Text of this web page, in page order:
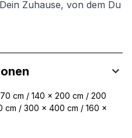
Zuhause, von dem Du
cm / 140 x 200 cm / 200
cm / 300 x 400 cm / 160 x